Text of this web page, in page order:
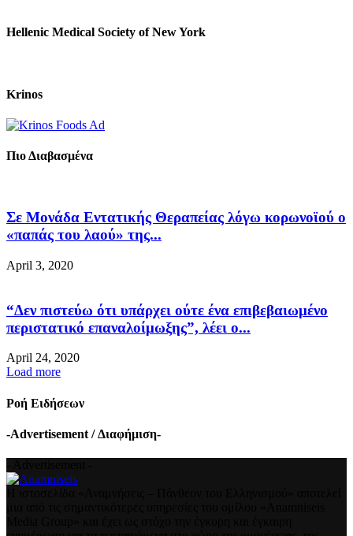
Hellenic Medical Society of New York
Krinos
Πιο Διαβασμένα
Σε Μονάδα Εντατικής Θεραπείας λόγω κορωνοϊού ο
«παπάς του λαού» της...
April 3, 2020
“Δεν πιστεύω ότι υπάρχει ούτε ένα επιβεβαιωμένο
περιστατικό επαναλοίμωξης”, λέει ο...
April 24, 2020
Load more
Ροή Ειδήσεων
-Advertisement / Διαφήμιση-